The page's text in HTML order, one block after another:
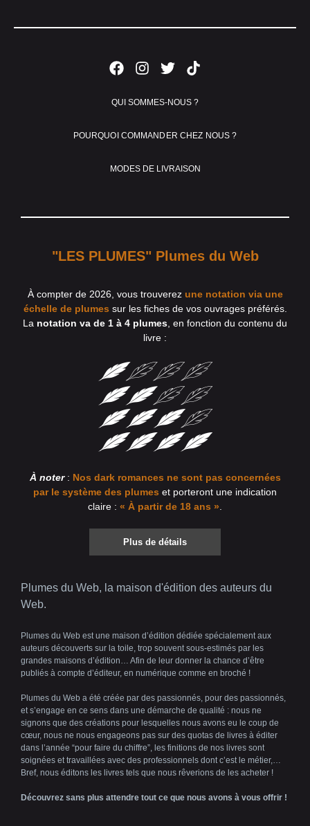
QUI SOMMES-NOUS ?
POURQUOI COMMANDER CHEZ NOUS ?
MODES DE LIVRAISON
"LES PLUMES" Plumes du Web
À compter de 2026, vous trouverez une notation via une
échelle de plumes sur les fiches de vos ouvrages préférés.
La notation va de 1 à 4 plumes , en fonction du contenu du
livre :
À noter: Nos dark romances ne sont pas concernées
par le système des plumes et porteront une indication
claire : « À partir de 18 ans ».
Plus de détails
Plumes du Web, la maison d'édition des auteurs du
Web.
Plumes du Web est une maison d’édition dédiée spécialement aux
auteurs découverts sur la toile, trop souvent sous-estimés par les
grandes maisons d’édition… Afin de leur donner la chance d’être
publiés à compte d’éditeur, en numérique comme en broché !
Plumes du Web a été créée par des passionnés, pour des passionnés,
et s’engage en ce sens dans une démarche de qualité : nous ne
signons que des créations pour lesquelles nous avons eu le coup de
cœur, nous ne nous engageons pas sur des quotas de livres à éditer
dans l’année “pour faire du chiffre”, les finitions de nos livres sont
soignées et travaillées avec des professionnels dont c’est le métier,…
Bref, nous éditons les livres tels que nous rêverions de les acheter !
Découvrez sans plus attendre tout ce que nous avons à vous offrir !